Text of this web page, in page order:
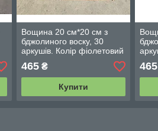
Вощина 20 см*20 см з
бджолиного воску, 30
аркушів. Колір фіолетовий
465₴
Купити
465